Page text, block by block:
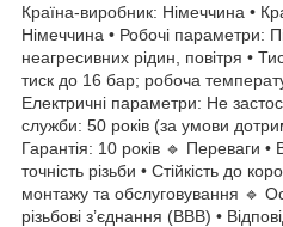
Країна-виробник: Німеччина •
Німеччина • Робочі параметри:
неагресивних рідин, повітря •
тиск до 16 бар; робоча
Електричні параметри: Не
служби: 50 років (за умови
Гарантія: 10 років 🔹 Переваги •
точність різьби • Стійкість до
монтажу та обслуговування 🔹
різьбові з’єднання (ВВВ) •